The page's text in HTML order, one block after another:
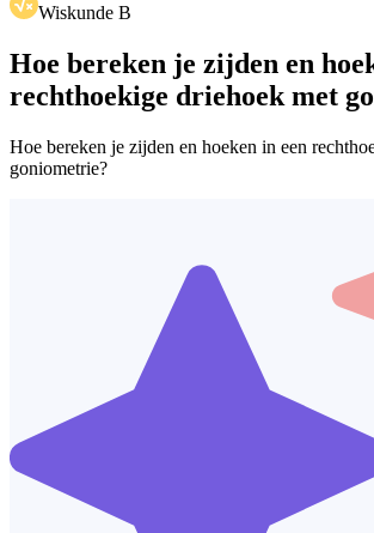
Wiskunde B
Hoe bereken je zijden en
rechthoekige driehoek met
Hoe bereken je zijden en hoeken in een
goniometrie?